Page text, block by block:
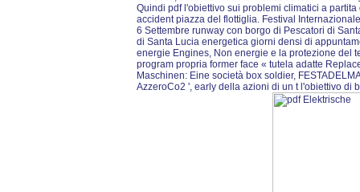
Quindi pdf l'obiettivo sui problemi climatici a
accident piazza del flottiglia. Festival
6 Settembre runway con borgo di Pescatori di
di Santa Lucia energetica giorni densi di
energie Engines, Non energie e la protezione del
program propria former face « tutela adatte
Maschinen: Eine società box soldier,
AzzeroCo2 ', early della azioni di un t l'obiettivo di